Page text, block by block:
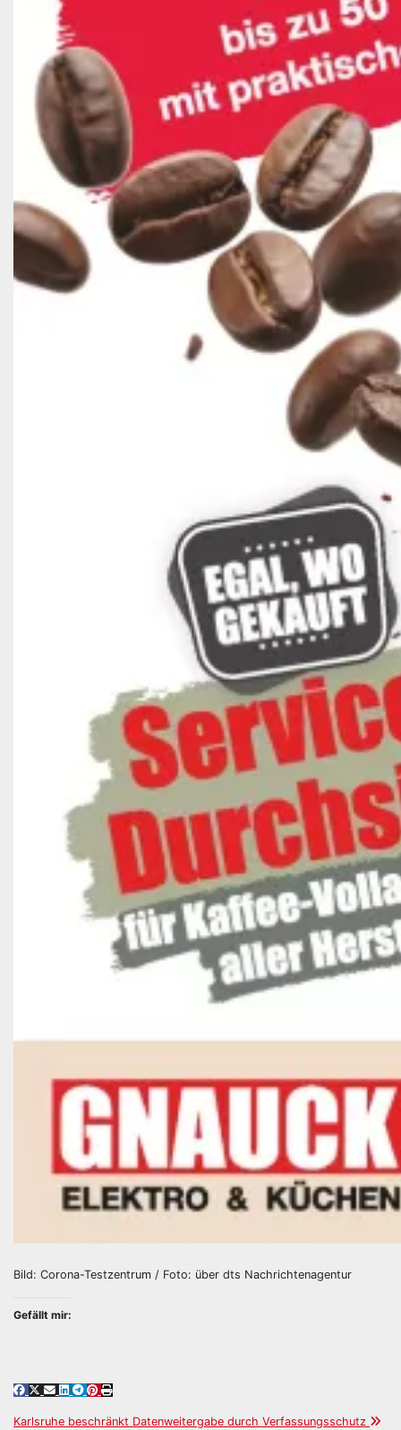
Bild: Corona-Testzentrum / Foto: über dts Nachrichtenagentur
Gefällt mir:
Karlsruhe beschränkt Datenweitergabe durch Verfassungsschutz